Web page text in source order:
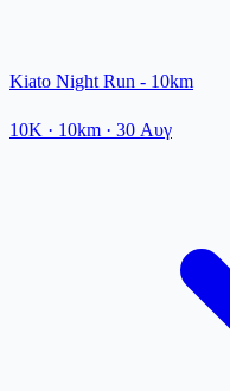
Kiato Night Run - 10km
10K · 10km · 30 Αυγ